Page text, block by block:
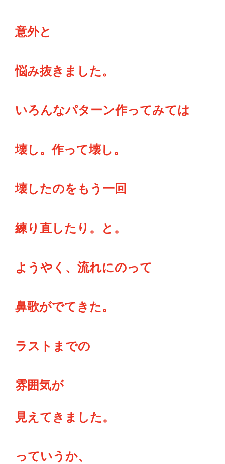
意外と
悩み抜きました。
いろんなパターン作ってみては
壊し。作って壊し。
壊したのをもう一回
練り直したり。と。
ようやく、流れにのって
鼻歌がでてきた。
ラストまでの
雰囲気が
見えてきました。
っていうか、